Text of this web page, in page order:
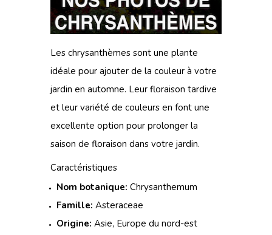
Les chrysanthèmes sont une plante
idéale pour ajouter de la couleur à votre
jardin en automne. Leur floraison tardive
et leur variété de couleurs en font une
excellente option pour prolonger la
saison de floraison dans votre jardin.
Caractéristiques
Nom botanique: Chrysanthemum
Famille: Asteraceae
Origine: Asie, Europe du nord-est